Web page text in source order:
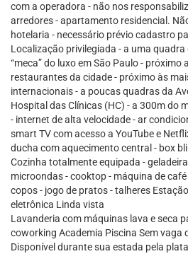
com a operadora - não nos
arredores - apartamento residencial.
hotelaria - necessário prévio cadastro
Localização privilegiada - a uma quadra
“meca” do luxo em São Paulo - próximo
restaurantes da cidade - próximo às
internacionais - a poucas quadras da
Hospital das Clínicas (HC) - a 300m do
- internet de alta velocidade - ar
smart TV com acesso a YouTube e
ducha com aquecimento central - box
Cozinha totalmente equipada -
microondas - cooktop - máquina de
copos - jogo de pratos - talheres
eletrônica Linda vista
Lavanderia com máquinas lava e seca
coworking Academia Piscina Sem vaga
Disponível durante sua estada pela